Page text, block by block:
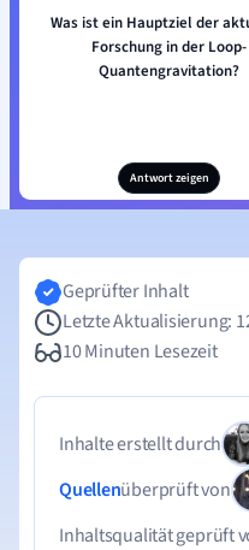
Was ist ein Hauptziel der
Forschung in der Loop-
Quantengravitation?
Antwort zeigen
Geprüfter Inhalt
Letzte Aktualisierung:
10 Minuten Lesezeit
Inhalte erstellt durch
Quellenüberprüft von
Inhaltsqualität geprüft